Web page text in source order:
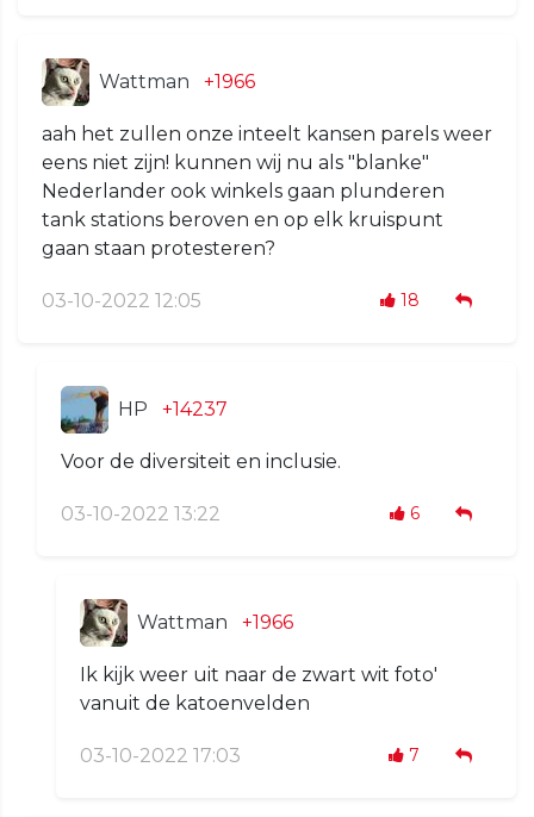
Wattman +1966
aah het zullen onze inteelt kansen parels weer
eens niet zijn! kunnen wij nu als "blanke"
Nederlander ook winkels gaan plunderen
tank stations beroven en op elk kruispunt
gaan staan protesteren?
03-10-2022 12:05 18
HP +14237
Voor de diversiteit en inclusie.
03-10-2022 13:22 6
Wattman +1966
Ik kijk weer uit naar de zwart wit foto'
vanuit de katoenvelden
03-10-2022 17:03 7